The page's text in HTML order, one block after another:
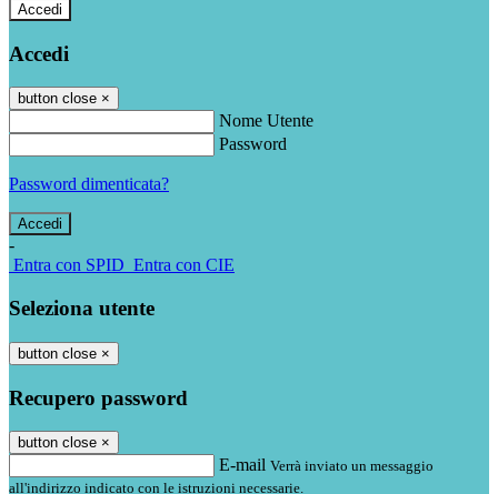
Accedi
Accedi
button close ×
Nome Utente
Password
Password dimenticata?
-
Entra con SPID Entra con CIE
Seleziona utente
button close ×
Recupero password
button close ×
E-mail Verrà inviato un messaggio
all'indirizzo indicato con le istruzioni necessarie.